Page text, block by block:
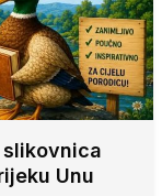
slikovnica
Unu